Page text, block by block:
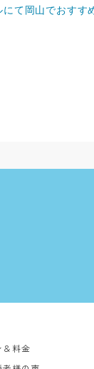
にて岡山でおすす
＆料金